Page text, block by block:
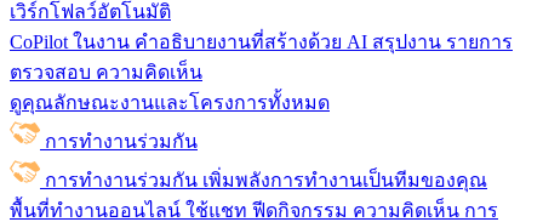
เวิร์กโฟลว์อัตโนมัติ
CoPilot ในงาน คำอธิบายงานที่สร้างด้วย AI สรุปงาน รายการ
ตรวจสอบ ความคิดเห็น
ดูคุณลักษณะงานและโครงการทั้งหมด
การทำงานร่วมกัน
การทำงานร่วมกัน เพิ่มพลังการทำงานเป็นทีมของคุณ
พื้นที่ทำงานออนไลน์ ใช้แชท ฟีดกิจกรรม ความคิดเห็น การ